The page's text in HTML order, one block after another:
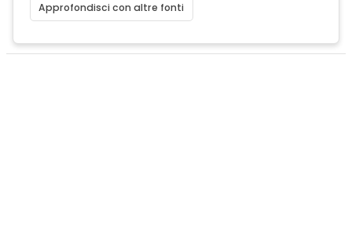
Approfondisci con altre fonti